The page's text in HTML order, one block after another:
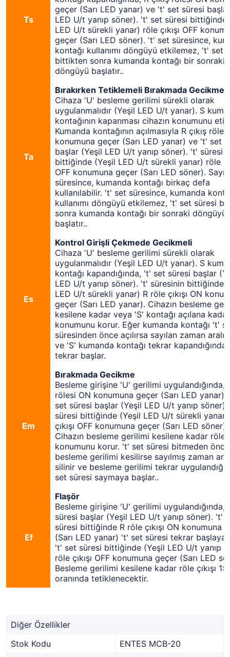
Ts
geçer (Sarı LED yanar) ve 't' set süresi
LED U/t yanıp söner). 't' set süresi bittiğinde
LED U/t sürekli yanar) röle çıkışı OFF
geçer (Sarı LED söner). 't' set süresince,
kontağı kullanımı döngüyü etkilemez, 't' set
bittikten sonra kumanda kontağı bir sonraki
döngüyü başlatır..
Ta
Bırakırken Tetiklemeli Bırakmada Gecikmeli
Cihaza 'U' besleme gerilimi sürekli olarak
uygulanmalıdır (Yeşil LED U/t yanar). S
kontağının kapanması cihazın konumunu
Kumanda kontağının açılmasıyla R çıkış
konumuna geçer (Sarı LED yanar) ve 't' set
başlar (Yeşil LED U/t yanıp söner). 't' süresi
bittiğinde (Yeşil LED U/t sürekli yanar) röle
OFF konumuna geçer (Sarı LED söner).
süresince, kumanda kontağı birkaç defa
kullanılabilir. 't' set süresince, kumanda
kullanımı döngüyü etkilemez, 't' set süresi
sonra kumanda kontağı bir sonraki döngüyü
başlatır..
Es
Kontrol Girişli Çekmede Gecikmeli
Cihaza 'U' besleme gerilimi sürekli olarak
uygulanmalıdır (Yeşil LED U/t yanar). S
kontağı kapandığında, 't' set süresi başlar
LED U/t yanıp söner). 't' süresinin bittiğinde
LED U/t sürekli yanar) R röle çıkışı ON
geçer (Sarı LED yanar). Cihazın besleme
kesilene kadar veya 'S' kontağı açılana
konumunu korur. Eğer kumanda kontağı 't'
süresinden önce açılırsa sayılan zaman
ve 'S' kumanda kontağı tekrar kapandığında
tekrar başlar.
Em
Bırakmada Gecikme
Besleme girişine 'U' gerilimi uygulandığında,
rölesi ON konumuna geçer (Sarı LED yanar)
set süresi başlar (Yeşil LED U/t yanıp
süresi bittiğinde (Yeşil LED U/t sürekli yanar)
çıkışı OFF konumuna geçer (Sarı LED söner).
Cihazın besleme gerilimi kesilene kadar röle
konumunu korur. 't' set süresi bitmeden önce
besleme gerilimi kesilirse sayılmış zaman
silinir ve besleme gerilimi tekrar
set süresi saymaya başlar..
Ef
Flaşör
Besleme girişine 'U' gerilimi uygulandığında,
süresi başlar (Yeşil LED U/t yanıp söner). 't'
süresi bittiğinde R röle çıkışı ON konumuna
(Sarı LED yanar) 't' set süresi tekrar
't' set süresi bittiğinde (Yeşil LED U/t yanıp
röle çıkışı OFF konumuna geçer (Sarı LED
Besleme gerilimi kesilene kadar röle çıkışı 1:1
oranında tetiklenecektir.
Diğer Özellikler
Stok Kodu
ENTES MCB-20